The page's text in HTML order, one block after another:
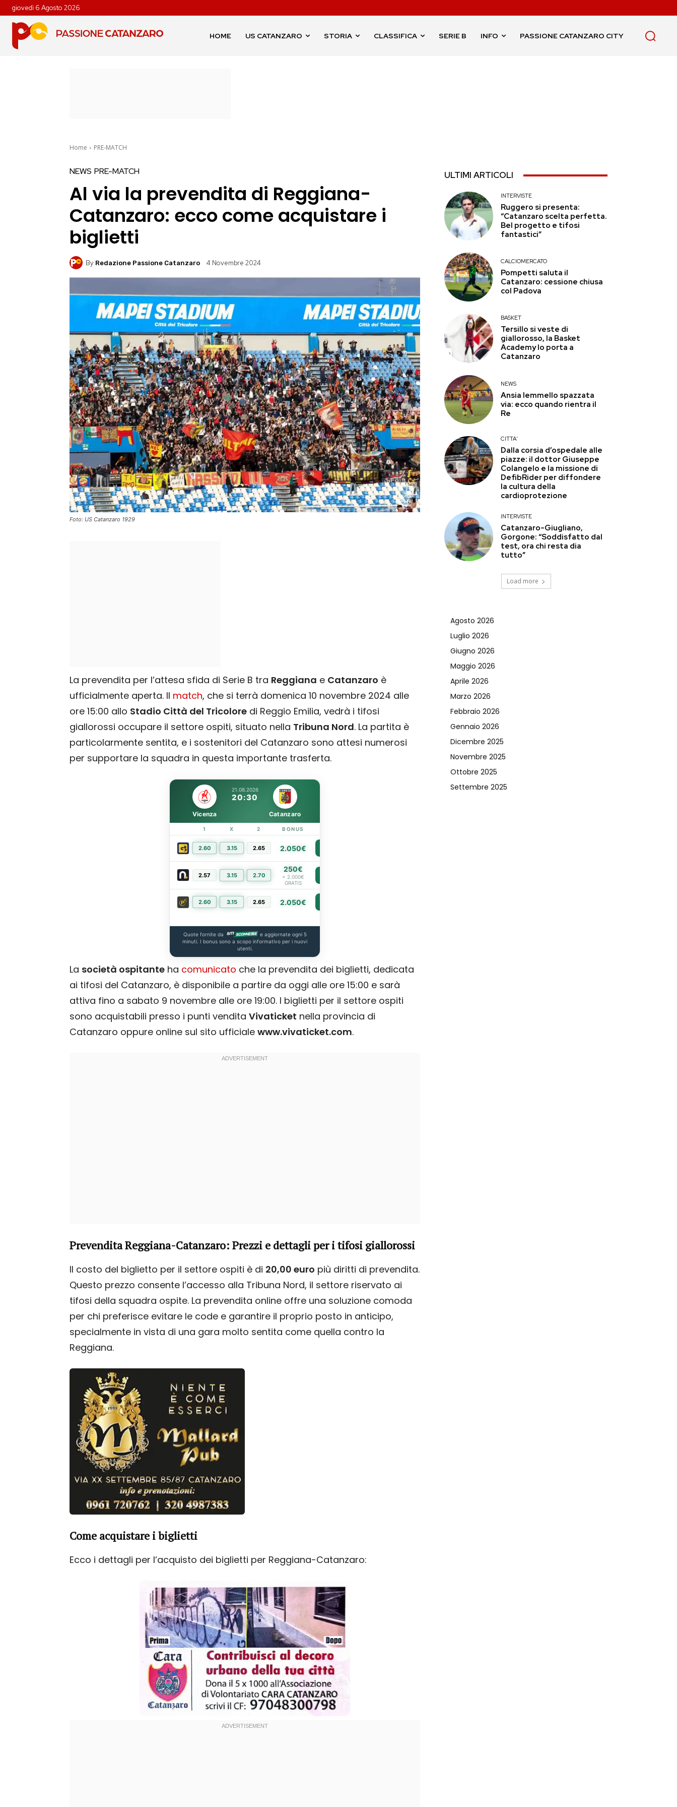
giovedì 6 Agosto 2026
HOME US CATANZARO STORIA CLASSIFICA SERIE B INFO PASSIONE CATANZARO CITY
Home PRE-MATCH
NEWS PRE-MATCH
Al via la prevendita di Reggiana-
Catanzaro: ecco come acquistare i
biglietti
By Redazione Passione Catanzaro 4 Novembre 2024
Foto: US Catanzaro 1929
La prevendita per l’attesa sfida di Serie B tra Reggiana e Catanzaro è
ufficialmente aperta. Il match, che si terrà domenica 10 novembre 2024 alle
ore 15:00 allo Stadio Città del Tricolore di Reggio Emilia, vedrà i tifosi
giallorossi occupare il settore ospiti, situato nella Tribuna Nord. La partita è
particolarmente sentita, e i sostenitori del Catanzaro sono attesi numerosi
per supportare la squadra in questa importante trasferta.
21.08.2026
20:30
Vicenza Catanzaro
1 X 2 BONUS
2.60 3.15 2.65 2.050€
2.57 3.15 2.70
250€
+ 2.000€
GRATIS
2.60 3.15 2.65 2.050€
Quote fornite da
e aggiornate ogni 5
minuti. I bonus sono a scopo informativo per i nuovi
utenti.
La società ospitante ha comunicato che la prevendita dei biglietti, dedicata
ai tifosi del Catanzaro, è disponibile a partire da oggi alle ore 15:00 e sarà
attiva fino a sabato 9 novembre alle ore 19:00. I biglietti per il settore ospiti
sono acquistabili presso i punti vendita Vivaticket nella provincia di
Catanzaro oppure online sul sito ufficiale www.vivaticket.com.
Prevendita Reggiana-Catanzaro: Prezzi e dettagli per i tifosi giallorossi
Il costo del biglietto per il settore ospiti è di 20,00 euro più diritti di prevendita.
Questo prezzo consente l’accesso alla Tribuna Nord, il settore riservato ai
tifosi della squadra ospite. La prevendita online offre una soluzione comoda
per chi preferisce evitare le code e garantire il proprio posto in anticipo,
specialmente in vista di una gara molto sentita come quella contro la
Reggiana.
Come acquistare i biglietti
Ecco i dettagli per l’acquisto dei biglietti per Reggiana-Catanzaro:
ULTIMI ARTICOLI
INTERVISTE
Ruggero si presenta:
“Catanzaro scelta perfetta.
Bel progetto e tifosi
fantastici”
CALCIOMERCATO
Pompetti saluta il
Catanzaro: cessione chiusa
col Padova
BASKET
Tersillo si veste di
giallorosso, la Basket
Academy lo porta a
Catanzaro
NEWS
Ansia Iemmello spazzata
via: ecco quando rientra il
Re
CITTA'
Dalla corsia d’ospedale alle
piazze: il dottor Giuseppe
Colangelo e la missione di
DefibRider per diffondere
la cultura della
cardioprotezione
INTERVISTE
Catanzaro-Giugliano,
Gorgone: “Soddisfatto dal
test, ora chi resta dia
tutto”
Load more
Agosto 2026
Luglio 2026
Giugno 2026
Maggio 2026
Aprile 2026
Marzo 2026
Febbraio 2026
Gennaio 2026
Dicembre 2025
Novembre 2025
Ottobre 2025
Settembre 2025